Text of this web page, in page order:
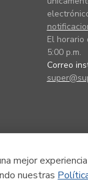
mejor
nuestras
El horario
5:00 p.m.
Correo